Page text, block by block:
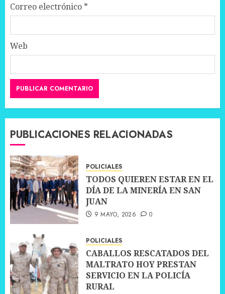
Correo electrónico *
Web
PUBLICACIONES RELACIONADAS
POLICIALES
TODOS QUIEREN ESTAR EN EL
DÍA DE LA MINERÍA EN SAN
JUAN
9 MAYO, 2026 0
POLICIALES
CABALLOS RESCATADOS DEL
MALTRATO HOY PRESTAN
SERVICIO EN LA POLICÍA
RURAL